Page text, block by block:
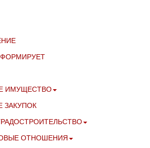
ИМУЩЕСТВО
ЗАКУПОК
ОТНОШЕНИЯ